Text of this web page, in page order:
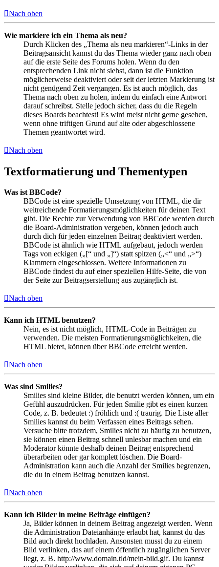
Nach oben
Wie markiere ich ein Thema als neu?
Durch Klicken des „Thema als neu markieren“-Links in der
Beitragsansicht kannst du das Thema wieder ganz nach oben
auf die erste Seite des Forums holen. Wenn du den
entsprechenden Link nicht siehst, dann ist die Funktion
möglicherweise deaktiviert oder seit der letzten Markierung ist
nicht genügend Zeit vergangen. Es ist auch möglich, das
Thema nach oben zu holen, indem du einfach eine Antwort
darauf schreibst. Stelle jedoch sicher, dass du die Regeln
dieses Boards beachtest! Es wird meist nicht gerne gesehen,
wenn ohne triftigen Grund auf alte oder abgeschlossene
Themen geantwortet wird.
Nach oben
Textformatierung und Thementypen
Was ist BBCode?
BBCode ist eine spezielle Umsetzung von HTML, die dir
weitreichende Formatierungsmöglichkeiten für deinen Text
gibt. Die Rechte zur Verwendung von BBCode werden durch
die Board-Administration vergeben, können jedoch auch
durch dich für jeden einzelnen Beitrag deaktiviert werden.
BBCode ist ähnlich wie HTML aufgebaut, jedoch werden
Tags von eckigen („[“ und „]“) statt spitzen („<“ und „>“)
Klammern eingeschlossen. Weitere Informationen zu
BBCode findest du auf einer speziellen Hilfe-Seite, die von
der Seite zur Beitragserstellung aus zugänglich ist.
Nach oben
Kann ich HTML benutzen?
Nein, es ist nicht möglich, HTML-Code in Beiträgen zu
verwenden. Die meisten Formatierungsmöglichkeiten, die
HTML bietet, können über BBCode erreicht werden.
Nach oben
Was sind Smilies?
Smilies sind kleine Bilder, die benutzt werden können, um ein
Gefühl auszudrücken. Für jeden Smilie gibt es einen kurzen
Code, z. B. bedeutet :) fröhlich und :( traurig. Die Liste aller
Smilies kannst du beim Verfassen eines Beitrags sehen.
Versuche bitte trotzdem, Smilies nicht zu häufig zu benutzen,
sie können einen Beitrag schnell unlesbar machen und ein
Moderator könnte deshalb deinen Beitrag entsprechend
überarbeiten oder gar komplett löschen. Die Board-
Administration kann auch die Anzahl der Smilies begrenzen,
die du in einem Beitrag benutzen kannst.
Nach oben
Kann ich Bilder in meine Beiträge einfügen?
Ja, Bilder können in deinem Beitrag angezeigt werden. Wenn
die Administration Dateianhänge erlaubt hat, kannst du das
Bild auch direkt hochladen. Ansonsten musst du zu einem
Bild verlinken, das auf einem öffentlich zugänglichen Server
liegt, z. B. http://www.domain.tld/mein-bild.gif. Du kannst